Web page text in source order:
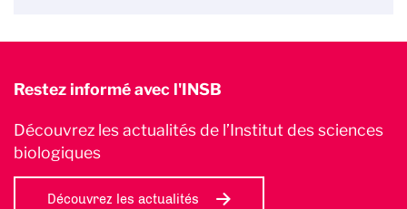
Restez informé avec l'INSB
Découvrez les actualités de l’Institut des sciences
biologiques
Découvrez les actualités